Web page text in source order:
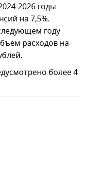
2026 годы
на 7,5%.
году
расходов на
более 4